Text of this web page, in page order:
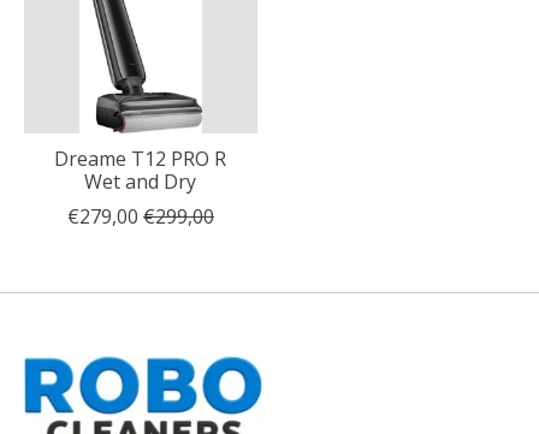
Dreame T12 PRO R
Wet and Dry
€279,00 €299,00